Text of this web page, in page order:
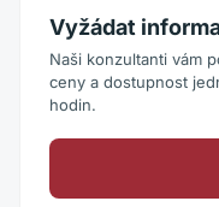
Vyžádat
Naši konzultanti vám
ceny a dostupnost
hodin.